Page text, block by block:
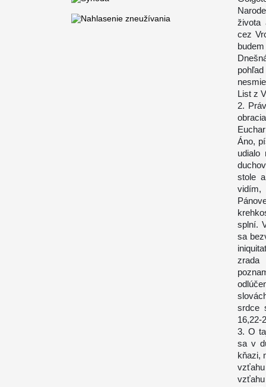
života
cez
List z
2.
Áno,
udialo
stole
vidím,
splní.
sa
zrada
srdce
16,22-
3. O
sa v
kňazi,